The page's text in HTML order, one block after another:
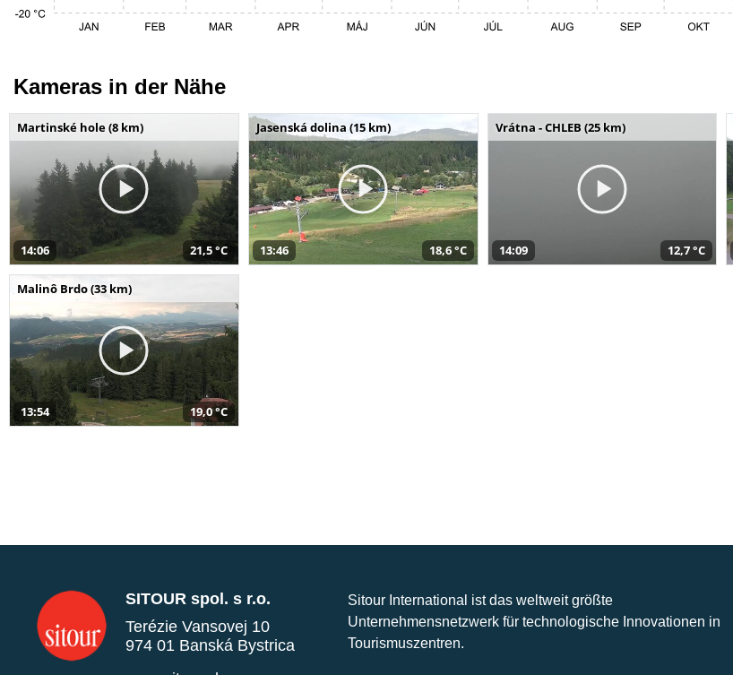
Kameras in der Nähe
Martinské hole (8 km)
14:06 21,5 °C
Jasenská dolina (15 km)
13:46 18,6 °C
Vrátna - CHLEB (25 km)
14:09 12,7 °C
Malinô Brdo (33 km)
13:54 19,0 °C
SITOUR spol. s r.o.
Terézie Vansovej 10
974 01 Banská Bystrica
Sitour International ist das weltweit größte
Unternehmensnetzwerk für technologische Innovationen in
Tourismuszentren.